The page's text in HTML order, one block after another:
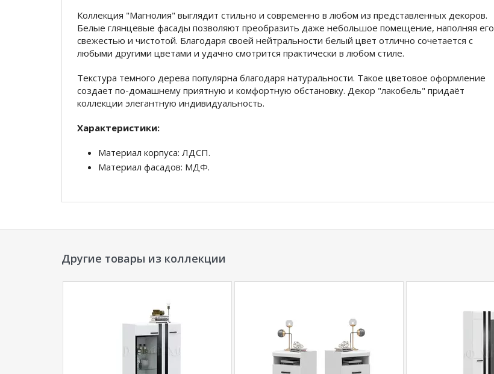
Коллекция "Магнолия" выглядит стильно и современно в любом из представленных декоров.
Белые глянцевые фасады позволяют преобразить даже небольшое помещение, наполняя его
свежестью и чистотой. Благодаря своей нейтральности белый цвет отлично сочетается с
любыми другими цветами и удачно смотрится практически в любом стиле.
Текстура темного дерева популярна благодаря натуральности. Такое цветовое оформление
создает по-домашнему приятную и комфортную обстановку. Декор "лакобель" придаёт
коллекции элегантную индивидуальность.
Характеристики:
Материал корпуса: ЛДСП.
Материал фасадов: МДФ.
*Дополнительную информацию о том, как купитьКровать Магнолия 1,6 с ортопедическим
**Цены на официальном сайте100диванов.com
магазинаи могут отличаться от цен в розничных магазинах-салонах сети!
Другие товары из коллекции